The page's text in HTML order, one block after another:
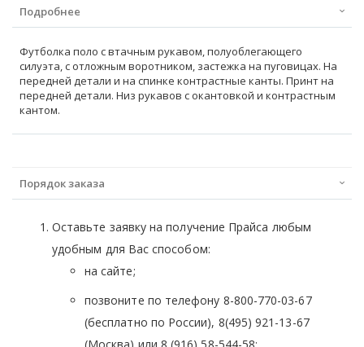
Подробнее
Футболка поло с втачным рукавом, полуоблегающего
силуэта, с отложным воротником, застежка на пуговицах. На
передней детали и на спинке контрастные канты. Принт на
передней детали. Низ рукавов с окантовкой и контрастным
кантом.
Порядок заказа
Оставьте заявку на получение Прайса любым
удобным для Вас способом:
на сайте;
позвоните по телефону 8-800-770-03-67
(бесплатно по России), 8(495) 921-13-67